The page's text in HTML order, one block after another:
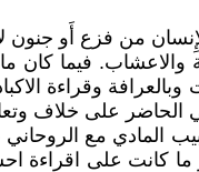
وبالعرافة وقراءة
في الحاضر على خلاف